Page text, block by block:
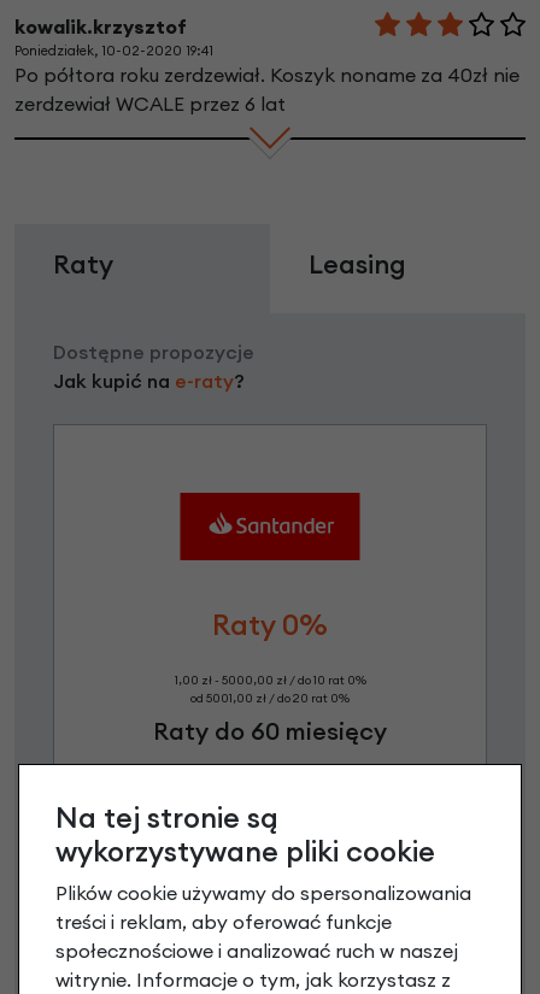
kowalik.krzysztof
Poniedziałek, 10-02-2020 19:41
Po półtora roku zerdzewiał. Koszyk noname za 40zł nie
zerdzewiał WCALE przez 6 lat
Raty Leasing
Dostępne propozycje
Jak kupić na e-raty?
Raty 0%
1,00 zł - 5000,00 zł / do 10 rat 0%
od 5001,00 zł / do 20 rat 0%
Raty do 60 miesięcy
Poznaj szczegóły
Na tej stronie są
wykorzystywane pliki cookie
Plików cookie używamy do spersonalizowania
treści i reklam, aby oferować funkcje
społecznościowe i analizować ruch w naszej
witrynie. Informacje o tym, jak korzystasz z